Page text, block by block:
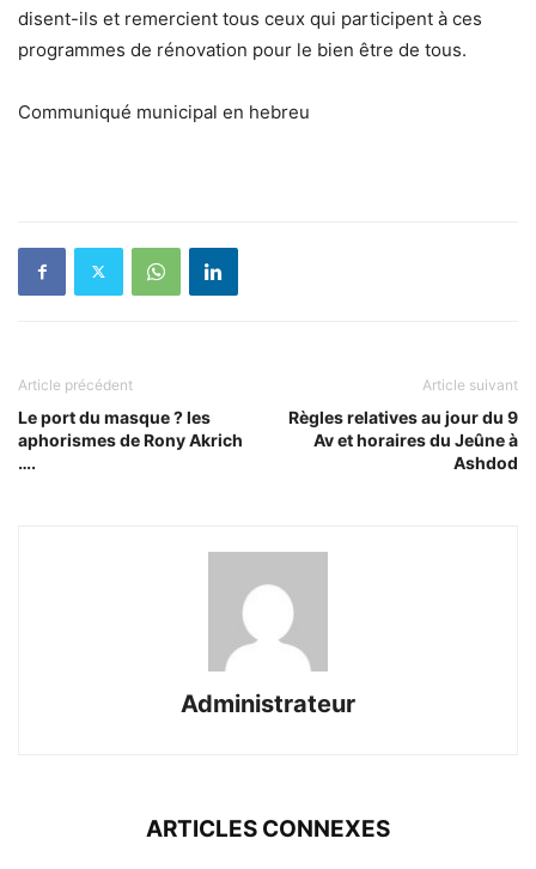
disent-ils et remercient tous ceux qui participent à ces
programmes de rénovation pour le bien être de tous.
Communiqué municipal en hebreu
Article précédent
Le port du masque ? les
aphorismes de Rony Akrich
….
Article suivant
Règles relatives au jour du 9
Av et horaires du Jeûne à
Ashdod
Administrateur
ARTICLES CONNEXES